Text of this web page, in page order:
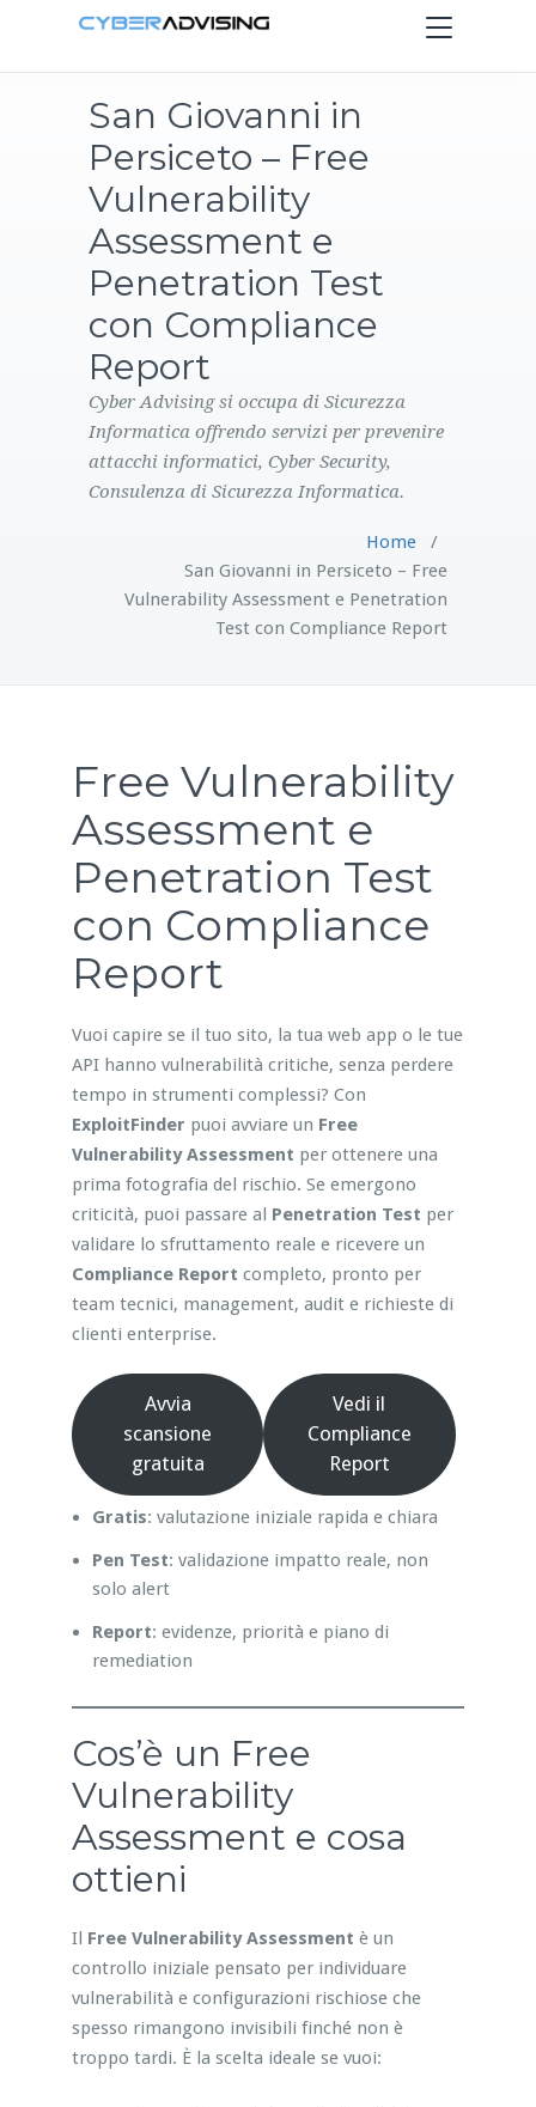
Toggle
navigation
PRODOTTI
CONTATTI
San Giovanni in
Persiceto – Free
Vulnerability
Assessment e
Penetration Test
con Compliance
Report
Cyber Advising si occupa di Sicurezza
Informatica offrendo servizi per prevenire
attacchi informatici, Cyber Security,
Consulenza di Sicurezza Informatica.
Home/
San Giovanni in Persiceto – Free
Vulnerability Assessment e Penetration
Test con Compliance Report
Free Vulnerability
Assessment e
Penetration Test
con Compliance
Report
Vuoi capire se il tuo sito, la tua web app o le tue
API hanno vulnerabilità critiche, senza perdere
tempo in strumenti complessi? Con
ExploitFinder puoi avviare un Free
Vulnerability Assessment per ottenere una
prima fotografia del rischio. Se emergono
criticità, puoi passare al Penetration Test per
validare lo sfruttamento reale e ricevere un
Compliance Report completo, pronto per
team tecnici, management, audit e richieste di
clienti enterprise.
Avvia
scansione
gratuita
Vedi il
Compliance
Report
Gratis: valutazione iniziale rapida e chiara
Pen Test: validazione impatto reale, non
solo alert
Report: evidenze, priorità e piano di
remediation
Cos’è un Free
Vulnerability
Assessment e cosa
ottieni
Il Free Vulnerability Assessment è un
controllo iniziale pensato per individuare
vulnerabilità e configurazioni rischiose che
spesso rimangono invisibili finché non è
troppo tardi. È la scelta ideale se vuoi: